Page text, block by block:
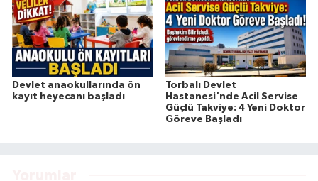
Devlet anaokullarında ön
kayıt heyecanı başladı
Torbalı Devlet
Hastanesi'nde Acil Servise
Güçlü Takviye: 4 Yeni Doktor
Göreve Başladı